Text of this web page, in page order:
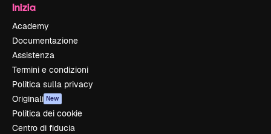
Inizia
Academy
Documentazione
Assistenza
Termini e condizioni
Politica sulla privacy
Originali New
Politica dei cookie
Centro di fiducia